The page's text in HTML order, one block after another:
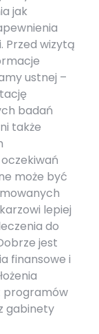
jak
Przed wizytą
ustnej –
badań
także
może być
lepiej
do
jest
finansowe i
programów
gabinety